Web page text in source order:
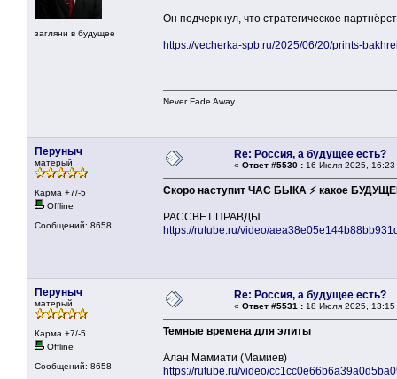
загляни в будущее
Он подчеркнул, что стратегическое
https://vecherka-spb.ru/2025/06/20/prints-
Never Fade Away
Перуныч
матерый
Карма +7/-5
Offline
Сообщений: 8658
Re: Россия, а будущее есть?
« Ответ #5530 : 16 Июля 2025, 16:23
Скоро наступит ЧАС БЫКА ⚡ какое
РАССВЕТ ПРАВДЫ
https://rutube.ru/video/
Перуныч
матерый
Карма +7/-5
Offline
Сообщений: 8658
Re: Россия, а будущее есть?
« Ответ #5531 : 18 Июля 2025, 13:15
Темные времена для элиты
Алан Мамиати (Мамиев)
https://rutube.ru/video/